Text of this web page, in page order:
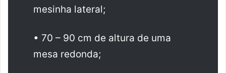
mesinha lateral;
• 70 – 90 cm de altura de uma
mesa redonda;